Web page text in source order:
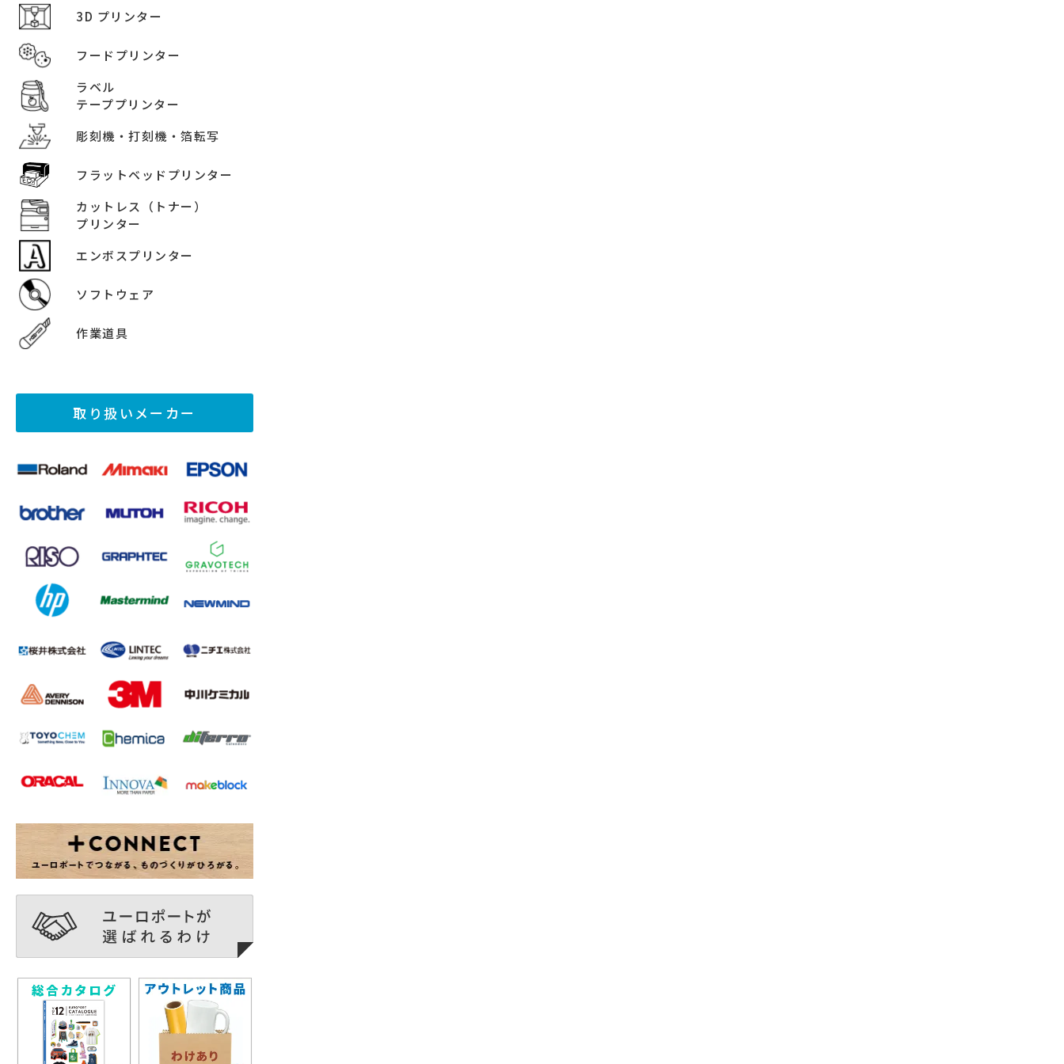
3D プリンター
フードプリンター
ラベル
テーププリンター
彫刻機・打刻機・箔転写
フラットベッドプリンター
カットレス（トナー）
プリンター
エンボスプリンター
ソフトウェア
作業道具
取り扱いメーカー